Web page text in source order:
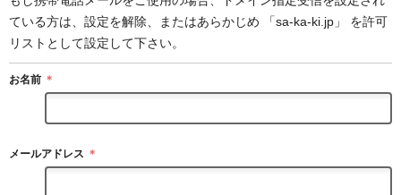
ている方は、設定を解除、またはあらかじめ 「sa-ka-ki.jp」 を許可
リストとして設定して下さい。
お名前 ＊
メールアドレス ＊